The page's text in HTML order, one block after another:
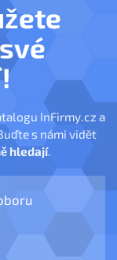
InFirmy.cz a
s námi vidět
hledají.